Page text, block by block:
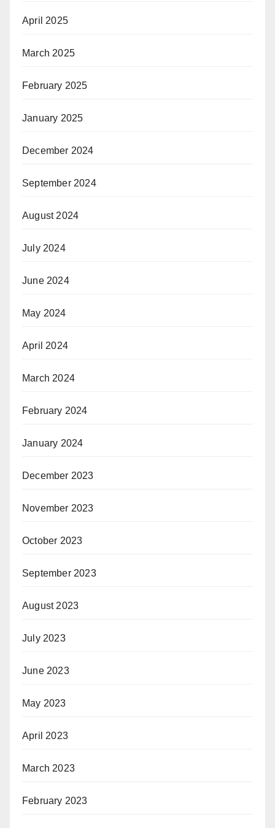
April 2025
March 2025
February 2025
January 2025
December 2024
September 2024
August 2024
July 2024
June 2024
May 2024
April 2024
March 2024
February 2024
January 2024
December 2023
November 2023
October 2023
September 2023
August 2023
July 2023
June 2023
May 2023
April 2023
March 2023
February 2023